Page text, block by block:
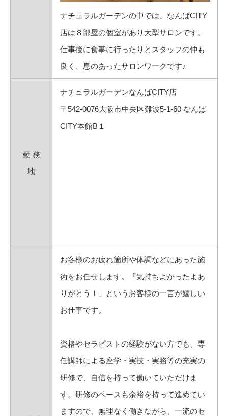
ナチュラルガーデンの中では、なんばCITY
店は８部屋の個室があり大型サロンです。
仕事後に食事に行ったりとスタッフの仲も
良く、息のあったサロンワークです♪
勤 務
地
ナチュラルガーデンなんばCITY店
〒542-0076大阪市中央区難波5-1-60 なんば
CITY本館B１
お客様のお疲れ箇所や体調などにあった施
術をお任せします。「気持ちよかったよあ
りがとう！」というお客様の一言が嬉しい
お仕事です。
資格やセラピストの経験がない方でも、専
任講師による座学・実技・実務等の充実の
研修で、自信を持って働いていただけま
す。研修のペースも余裕を持って進めてい
ますので、無理なく働きながら、一流のセ